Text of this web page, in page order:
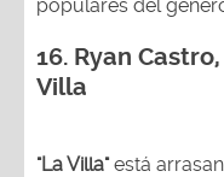
populares del
16. Ryan
Villa
"La Villa"está